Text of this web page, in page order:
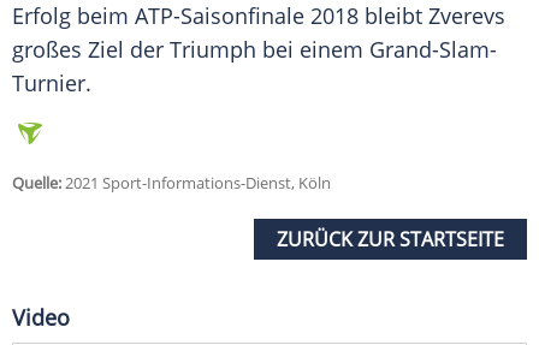
Erfolg beim ATP-Saisonfinale 2018 bleibt Zverevs
großes Ziel der Triumph bei einem Grand-Slam-
Turnier.
Quelle:2021 Sport-Informations-Dienst, Köln
ZURÜCK ZUR STARTSEITE
Video